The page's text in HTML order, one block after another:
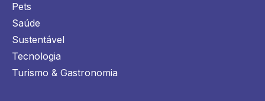
Pets
Saúde
Sustentável
Tecnologia
Turismo & Gastronomia